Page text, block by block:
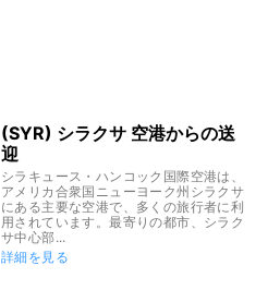
(SYR) シラクサ 空港からの送
迎
シラキュース・ハンコック国際空港は、
アメリカ合衆国ニューヨーク州シラクサ
にある主要な空港で、多くの旅行者に利
用されています。最寄りの都市、シラク
サ中心部...
詳細を見る